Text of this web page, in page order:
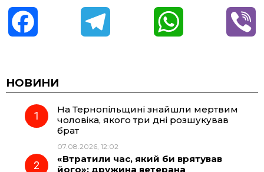
c
e
o
e
r
t
A
НОВИНИ
На Тернопільщині знайшли мертвим
чоловіка, якого три дні розшукував
брат
07.08.2026, 12:02
«Втратили час, який би врятував
його»: дружина ветерана